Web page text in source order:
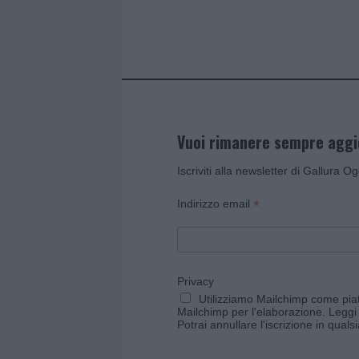
Vuoi rimanere sempre
Iscriviti alla newsletter di Gallura
Indirizzo email *
Privacy
Utilizziamo Mailchimp come
Mailchimp per l'elaborazione.
Potrai annullare l'iscrizione in